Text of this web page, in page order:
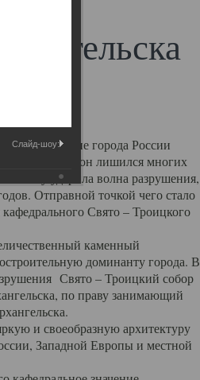
губернские города России
которых он лишился многих
ударила волна разрушения,
Отправной точкой чего стало
Свято – Троицкого
каменный
доминанту города. В
Свято – Троицкий собор
по праву занимающий
и своеобразную архитектуру
Западной Европы и местной
Слайд-шоу: